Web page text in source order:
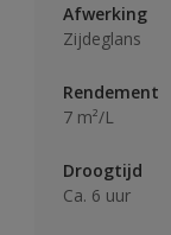
Afwerking
Zijdeglans
Rendement
7 m²/L
Droogtijd
Ca. 6 uur